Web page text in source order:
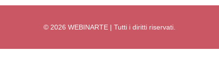
© 2026 WEBINARTE | Tutti i diritti riservati.